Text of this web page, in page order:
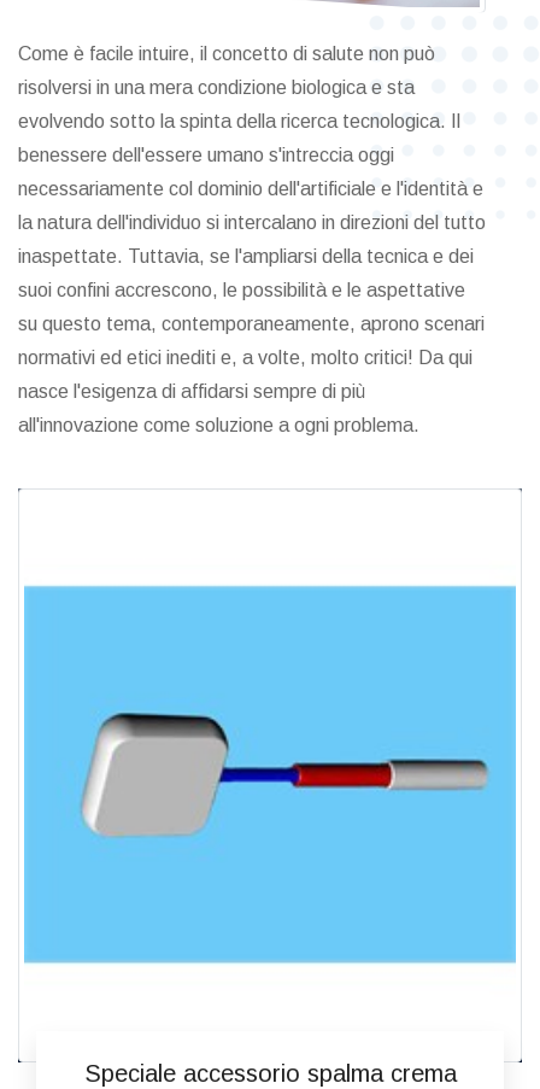
Come è facile intuire, il concetto di salute non può
risolversi in una mera condizione biologica e sta
evolvendo sotto la spinta della ricerca tecnologica. Il
benessere dell'essere umano s'intreccia oggi
necessariamente col dominio dell'artificiale e l'identità e
la natura dell'individuo si intercalano in direzioni del tutto
inaspettate. Tuttavia, se l'ampliarsi della tecnica e dei
suoi confini accrescono, le possibilità e le aspettative
su questo tema, contemporaneamente, aprono scenari
normativi ed etici inediti e, a volte, molto critici! Da qui
nasce l'esigenza di affidarsi sempre di più
all'innovazione come soluzione a ogni problema.
Speciale accessorio spalma crema